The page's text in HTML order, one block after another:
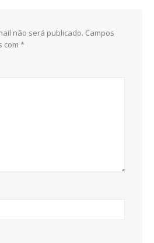
não será publicado. Campos
com *